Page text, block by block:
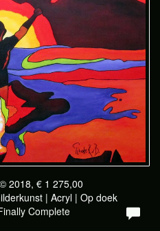
2018, € 1 275,00
| Acryl | Op doek
Complete